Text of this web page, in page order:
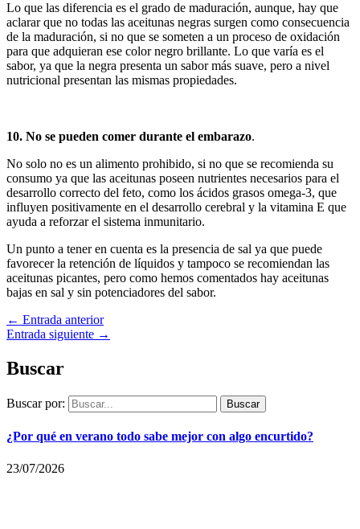
Lo que las diferencia es el grado de maduración, aunque, hay que
aclarar que no todas las aceitunas negras surgen como consecuencia
de la maduración, si no que se someten a un proceso de oxidación
para que adquieran ese color negro brillante. Lo que varía es el
sabor, ya que la negra presenta un sabor más suave, pero a nivel
nutricional presentan las mismas propiedades.
10. No se pueden comer durante el embarazo.
No solo no es un alimento prohibido, si no que se recomienda su
consumo ya que las aceitunas poseen nutrientes necesarios para el
desarrollo correcto del feto, como los ácidos grasos omega-3, que
influyen positivamente en el desarrollo cerebral y la vitamina E que
ayuda a reforzar el sistema inmunitario.
Un punto a tener en cuenta es la presencia de sal ya que puede
favorecer la retención de líquidos y tampoco se recomiendan las
aceitunas picantes, pero como hemos comentados hay aceitunas
bajas en sal y sin potenciadores del sabor.
← Entrada anterior
Entrada siguiente →
Buscar
Buscar por:
¿Por qué en verano todo sabe mejor con algo encurtido?
23/07/2026